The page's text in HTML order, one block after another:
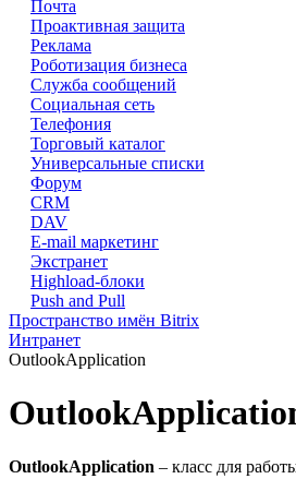
Почта
Проактивная защита
Реклама
Роботизация бизнеса
Служба сообщений
Социальная сеть
Телефония
Торговый каталог
Универсальные списки
Форум
CRM
DAV
E-mail маркетинг
Экстранет
Highload-блоки
Push and Pull
Пространство имён Bitrix
Интранет
OutlookApplication
OutlookApplication – класс для